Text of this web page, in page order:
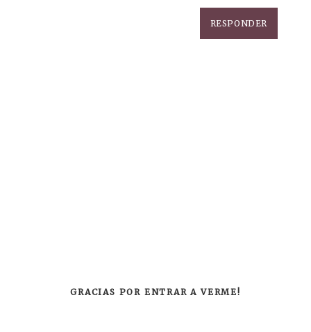
RESPONDER
GRACIAS POR ENTRAR A VERME!